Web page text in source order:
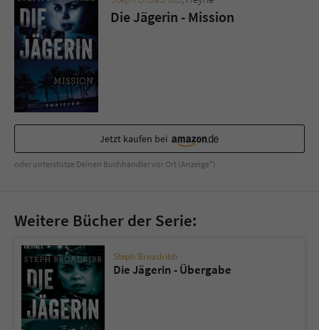
Die Jägerin - Mission
Jetzt kaufen bei
oder unterstütze Deinen Buchhändler vor Ort (Anzeige*)
Weitere Bücher der Serie:
Steph Broadribb
Die Jägerin - Übergabe
Zweck
Dieses Cookie gewährleistet die